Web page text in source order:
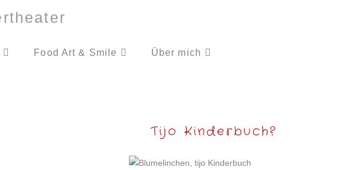
Food Art & Smile Über mich
Tijo Kinderbuch?